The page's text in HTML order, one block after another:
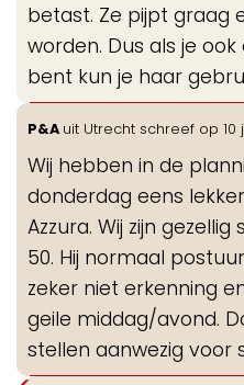
betast. Ze pijpt graag
worden. Dus als je
bent kun je haar
P&A uit Utrecht schreef op 10
Wij hebben in de
donderdag eens
Azzura. Wij zijn
50. Hij normaal
zeker niet erkenning
geile middag/avond.
stellen aanwezig